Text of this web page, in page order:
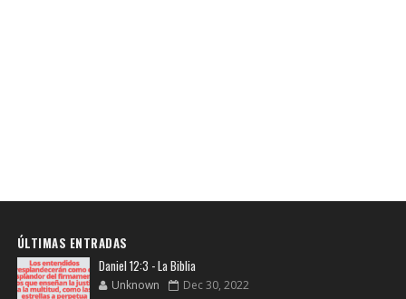
ÚLTIMAS ENTRADAS
Daniel 12:3 - La Biblia
Unknown Dec 30, 2022